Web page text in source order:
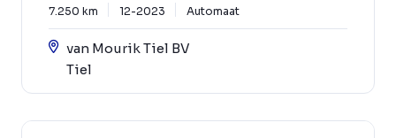
7.250 km 12-2023 Automaat
van Mourik Tiel BV
Tiel